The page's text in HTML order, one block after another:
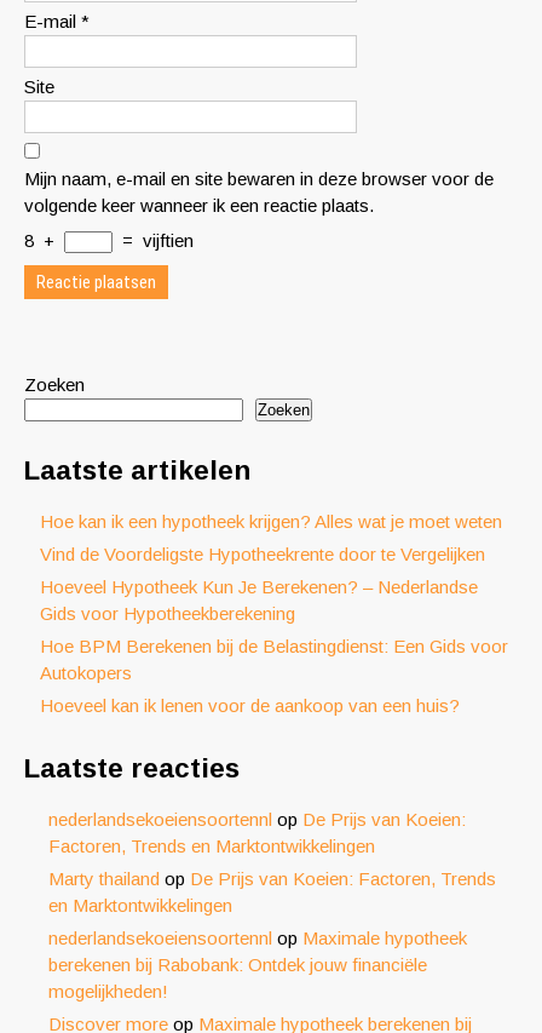
E-mail *
Site
Mijn naam, e-mail en site bewaren in deze browser voor de
volgende keer wanneer ik een reactie plaats.
8 + = vijftien
Zoeken
Zoeken
Laatste artikelen
Hoe kan ik een hypotheek krijgen? Alles wat je moet weten
Vind de Voordeligste Hypotheekrente door te Vergelijken
Hoeveel Hypotheek Kun Je Berekenen? – Nederlandse
Gids voor Hypotheekberekening
Hoe BPM Berekenen bij de Belastingdienst: Een Gids voor
Autokopers
Hoeveel kan ik lenen voor de aankoop van een huis?
Laatste reacties
nederlandsekoeiensoortennl op De Prijs van Koeien:
Factoren, Trends en Marktontwikkelingen
Marty thailand op De Prijs van Koeien: Factoren, Trends
en Marktontwikkelingen
nederlandsekoeiensoortennl op Maximale hypotheek
berekenen bij Rabobank: Ontdek jouw financiële
mogelijkheden!
Discover more op Maximale hypotheek berekenen bij